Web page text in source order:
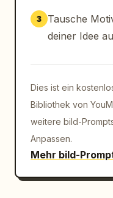
3
Tausche
deiner Idee
Dies ist ein
Bibliothek von
weitere bild-
Anpassen.
Mehr bild-